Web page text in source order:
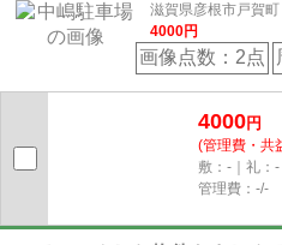
滋賀県彦根市戸賀町
4000円
画像点数： 2点
4000円
(管理費・共
敷：-｜礼：-
管理費：-/-